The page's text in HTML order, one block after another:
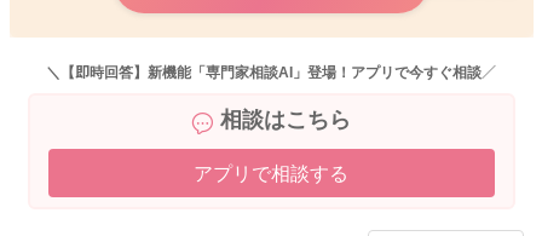
＼【即時回答】新機能「専門家相談AI」登場！アプリで今すぐ相談／
相談はこちら
アプリで相談する